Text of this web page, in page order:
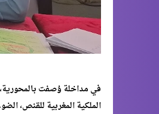
في مداخلة وُصفت
الملكية المغربية للقنص،